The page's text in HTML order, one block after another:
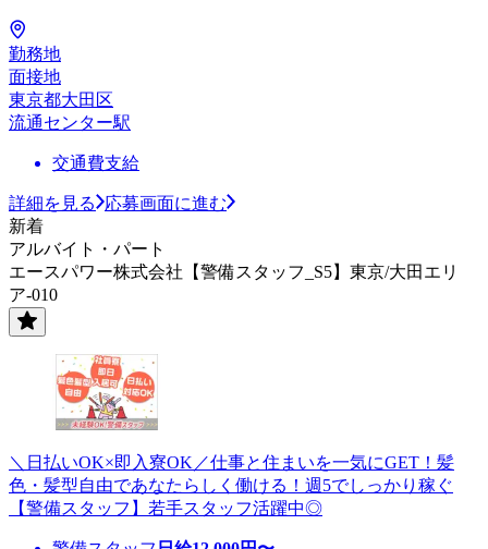
勤務地
面接地
東京都大田区
流通センター駅
交通費支給
詳細を見る
応募画面に進む
新着
アルバイト・パート
エースパワー株式会社【警備スタッフ_S5】東京/大田エリ
ア-010
＼日払いOK×即入寮OK／仕事と住まいを一気にGET！髪
色・髪型自由であなたらしく働ける！週5でしっかり稼ぐ
【警備スタッフ】若手スタッフ活躍中◎